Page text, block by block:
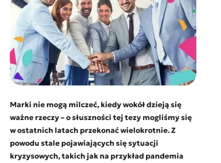
Marki nie mogą milczeć, kiedy wokół dzieją się
ważne rzeczy – o słuszności tej tezy mogliśmy się
w ostatnich latach przekonać wielokrotnie. Z
powodu stale pojawiających się sytuacji
kryzysowych, takich jak na przykład pandemia